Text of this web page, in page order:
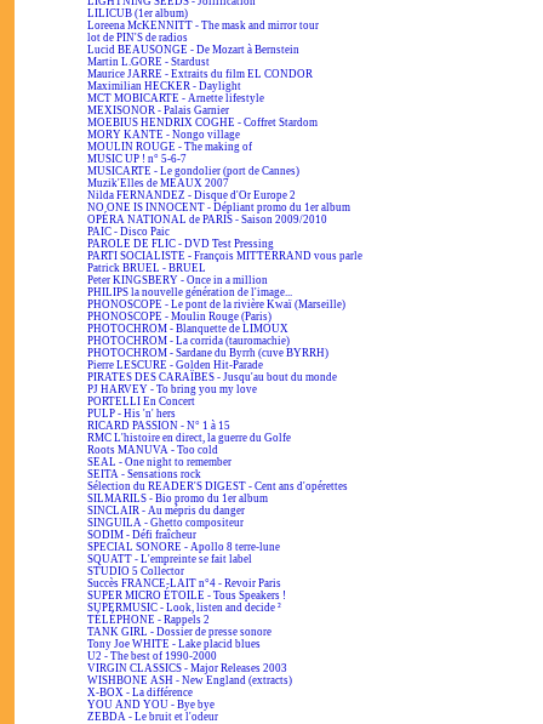
LILICUB (1er album)
Loreena McKENNITT - The mask and mirror tour
lot de PIN'S de radios
Lucid BEAUSONGE - De Mozart à Bernstein
Martin L.GORE - Stardust
Maurice JARRE - Extraits du film EL CONDOR
Maximilian HECKER - Daylight
MCT MOBICARTE - Arnette lifestyle
MEXISONOR - Palais Garnier
MOEBIUS HENDRIX COGHE - Coffret Stardom
MORY KANTE - Nongo village
MOULIN ROUGE - The making of
MUSIC UP ! n° 5-6-7
MUSICARTE - Le gondolier (port de Cannes)
Muzik'Elles de MEAUX 2007
Nilda FERNANDEZ - Disque d'Or Europe 2
NO ONE IS INNOCENT - Dépliant promo du 1er album
OPÉRA NATIONAL de PARIS - Saison 2009/2010
PAIC - Disco Paic
PAROLE DE FLIC - DVD Test Pressing
PARTI SOCIALISTE - François MITTERRAND vous parle
Patrick BRUEL - BRUEL
Peter KINGSBERY - Once in a million
PHILIPS la nouvelle génération de l'image...
PHONOSCOPE - Le pont de la rivière Kwaï (Marseille)
PHONOSCOPE - Moulin Rouge (Paris)
PHOTOCHROM - Blanquette de LIMOUX
PHOTOCHROM - La corrida (tauromachie)
PHOTOCHROM - Sardane du Byrrh (cuve BYRRH)
Pierre LESCURE - Golden Hit-Parade
PIRATES DES CARAÏBES - Jusqu'au bout du monde
PJ HARVEY - To bring you my love
PORTELLI En Concert
PULP - His 'n' hers
RICARD PASSION - N° 1 à 15
RMC L'histoire en direct, la guerre du Golfe
Roots MANUVA - Too cold
SEAL - One night to remember
SEITA - Sensations rock
Sélection du READER'S DIGEST - Cent ans d'opérettes
SILMARILS - Bio promo du 1er album
SINCLAIR - Au mépris du danger
SINGUILA - Ghetto compositeur
SODIM - Défi fraîcheur
SPECIAL SONORE - Apollo 8 terre-lune
SQUATT - L'empreinte se fait label
STUDIO 5 Collector
Succès FRANCE-LAIT n°4 - Revoir Paris
SUPER MICRO ÉTOILE - Tous Speakers !
SUPERMUSIC - Look, listen and decide ²
TÉLÉPHONE - Rappels 2
TANK GIRL - Dossier de presse sonore
Tony Joe WHITE - Lake placid blues
U2 - The best of 1990-2000
VIRGIN CLASSICS - Major Releases 2003
WISHBONE ASH - New England (extracts)
X-BOX - La différence
YOU AND YOU - Bye bye
ZEBDA - Le bruit et l'odeur